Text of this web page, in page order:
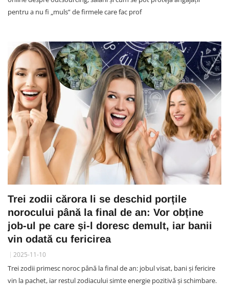
pentru a nu fi „muls” de firmele care fac prof
Trei zodii cărora li se deschid porțile
norocului până la final de an: Vor obține
job-ul pe care și-l doresc demult, iar banii
vin odată cu fericirea
2025-11-10
Trei zodii primesc noroc până la final de an: jobul visat, bani și fericire
vin la pachet, iar restul zodiacului simte energie pozitivă și schimbare.